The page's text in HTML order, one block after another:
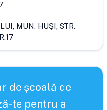
MUN. HUŞI, STR.
de școală de
te pentru a